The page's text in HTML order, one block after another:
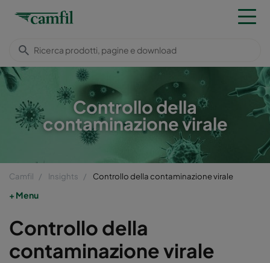
Controllo della
contaminazione virale
Camfil Insights Controllo della contaminazione virale
Menu
Controllo della
contaminazione virale